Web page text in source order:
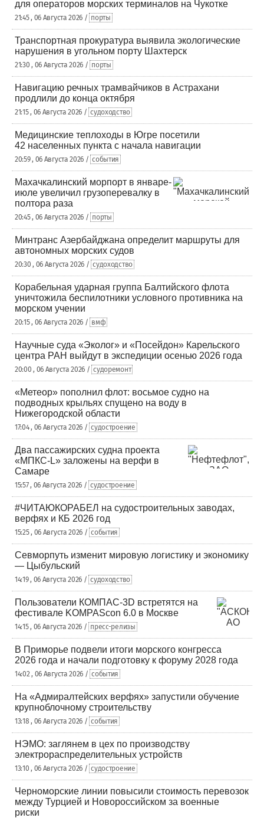
для операторов морских терминалов на Чукотке
21:45 , 06 Августа 2026 / порты
Транспортная прокуратура выявила экологические
нарушения в угольном порту Шахтерск
21:30 , 06 Августа 2026 / порты
Навигацию речных трамвайчиков в Астрахани
продлили до конца октября
21:15 , 06 Августа 2026 / судоходство
Медицинские теплоходы в Югре посетили
42 населенных пункта с начала навигации
20:59 , 06 Августа 2026 / события
Махачкалинский морпорт в январе-
июле увеличил грузоперевалку в
полтора раза
20:45 , 06 Августа 2026 / порты
Минтранс Азербайджана определит маршруты для
автономных морских судов
20:30 , 06 Августа 2026 / судоходство
Корабельная ударная группа Балтийского флота
уничтожила беспилотники условного противника на
морском учении
20:15 , 06 Августа 2026 / вмф
Научные суда «Эколог» и «Посейдон» Карельского
центра РАН выйдут в экспедиции осенью 2026 года
20:00 , 06 Августа 2026 / судоремонт
«Метеор» пополнил флот: восьмое судно на
подводных крыльях спущено на воду в
Нижегородской области
17:04 , 06 Августа 2026 / судостроение
Два пассажирских судна проекта
«МПКС-L» заложены на верфи в
Самаре
15:57 , 06 Августа 2026 / судостроение
#ЧИТАЮКОРАБЕЛ на судостроительных заводах,
верфях и КБ 2026 год
15:25 , 06 Августа 2026 / события
Севморпуть изменит мировую логистику и экономику
— Цыбульский
14:19 , 06 Августа 2026 / судоходство
Пользователи КОМПАС-3D встретятся на
фестивале KOMPAScon 6.0 в Москве
14:15 , 06 Августа 2026 / пресс-релизы
В Приморье подвели итоги морского конгресса
2026 года и начали подготовку к форуму 2028 года
14:02 , 06 Августа 2026 / события
На «Адмиралтейских верфях» запустили обучение
крупноблочному строительству
13:18 , 06 Августа 2026 / события
НЭМО: заглянем в цех по производству
электрораспределительных устройств
13:10 , 06 Августа 2026 / судостроение
Черноморские линии повысили стоимость перевозок
между Турцией и Новороссийском за военные
риски